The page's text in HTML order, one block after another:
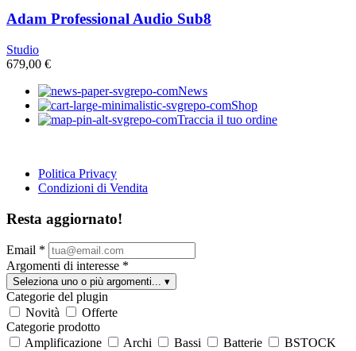
Adam Professional Audio Sub8
Studio
679,00 €
News
Shop
Traccia il tuo ordine
Politica Privacy
Condizioni di Vendita
Resta aggiornato!
Email *
Argomenti di interesse *
Seleziona uno o più argomenti... ▾
Categorie del plugin
Novità
Offerte
Categorie prodotto
Amplificazione
Archi Bassi Batterie
BSTOCK